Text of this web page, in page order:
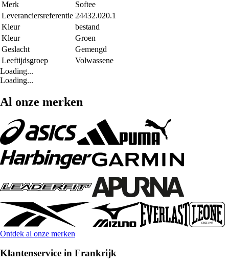
Merk
Softee
Leveranciersreferentie 24432.020.1
Kleur
bestand
Kleur
Groen
Geslacht
Gemengd
Leeftijdsgroep
Volwassene
Loading...
Loading...
Al onze merken
Ontdek al onze merken
Klantenservice in Frankrijk